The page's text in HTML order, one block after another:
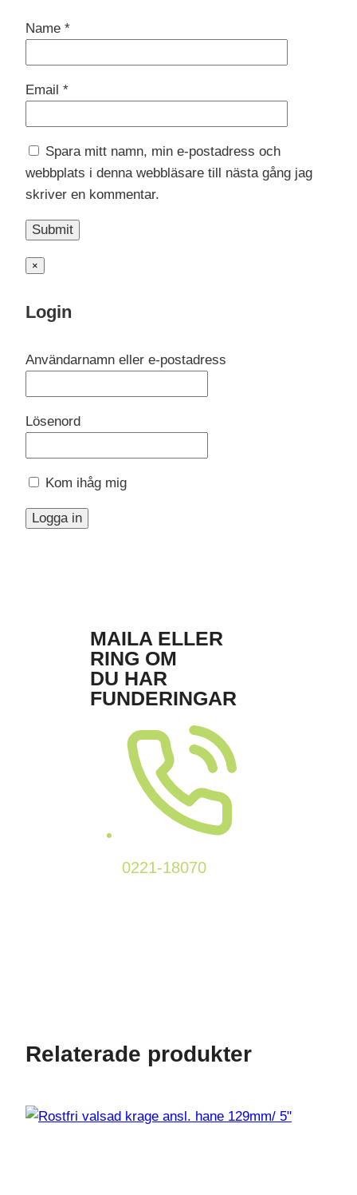
Name *
Email *
Spara mitt namn, min e-postadress och
webbplats i denna webbläsare till nästa gång jag
skriver en kommentar.
×
Login
Användarnamn eller e-postadress
Lösenord
Kom ihåg mig
MAILA ELLER
RING OM
DU HAR
FUNDERINGAR
0221-18070
Relaterade produkter